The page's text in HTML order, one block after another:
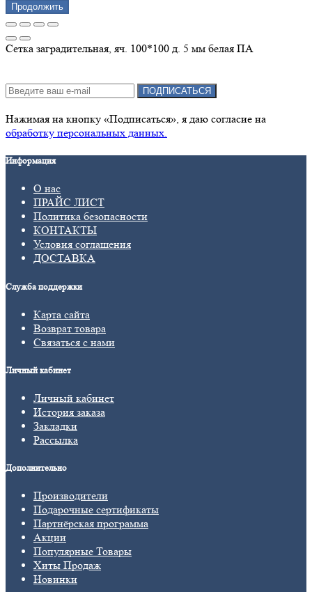
Продолжить
Сетка заградительная, яч. 100*100 д. 5 мм белая ПА
ПОДПИСАТЬСЯ
Нажимая на кнопку «Подписаться», я даю cогласие на
обработку персональных данных.
Информация
О нас
ПРАЙС ЛИСТ
Политика безопасности
КОНТАКТЫ
Условия соглашения
ДОСТАВКА
Служба поддержки
Карта сайта
Возврат товара
Связаться с нами
Личный кабинет
Личный кабинет
История заказа
Закладки
Рассылка
Дополнительно
Производители
Подарочные сертификаты
Партнёрская программа
Акции
Популярные Товары
Хиты Продаж
Новинки